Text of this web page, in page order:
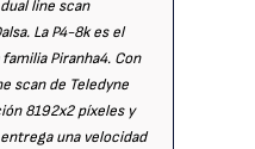
line scan
La P4-8k es el
Piranha4. Con
scan de Teledyne
8192x2 píxeles y
una velocidad